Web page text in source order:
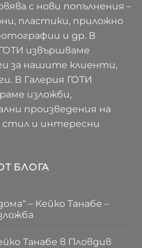
с нови попълнения –
пластики, приложно
и др. В
извършваме
за нашите клиенти,
В Галерия ГОТИ
изложби,
произведения на
стил и интересни
БЛОГА
– Кейко Танабе –
Танабе в Пловдив